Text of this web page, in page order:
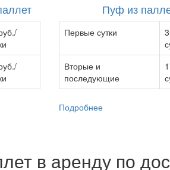
Пуф из
Первые сутки
Вторые и
последующие
Подробнее
в аренду по